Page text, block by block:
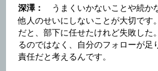
深澤：
うまくいかないことや続か
他人のせいにしないことが大切です
だと、部下に任せたけれど失敗した
るのではなく、自分のフォローが足
責任だと考えるんです。